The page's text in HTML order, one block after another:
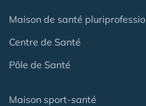
Maison de santé
Centre de Santé
Pôle de Santé
Maison sport-santé